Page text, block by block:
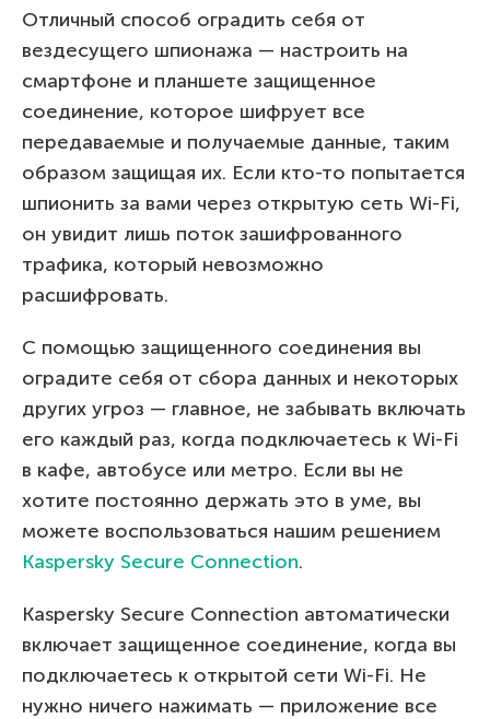
Отличный способ оградить себя от
вездесущего шпионажа — настроить на
смартфоне и планшете защищенное
соединение, которое шифрует все
передаваемые и получаемые данные, таким
образом защищая их. Если кто-то попытается
шпионить за вами через открытую сеть Wi-Fi,
он увидит лишь поток зашифрованного
трафика, который невозможно
расшифровать.
С помощью защищенного соединения вы
оградите себя от сбора данных и некоторых
других угроз — главное, не забывать включать
его каждый раз, когда подключаетесь к Wi-Fi
в кафе, автобусе или метро. Если вы не
хотите постоянно держать это в уме, вы
можете воспользоваться нашим решением
Kaspersky Secure Connection.
Kaspersky Secure Connection автоматически
включает защищенное соединение, когда вы
подключаетесь к открытой сети Wi-Fi. Не
нужно ничего нажимать — приложение все